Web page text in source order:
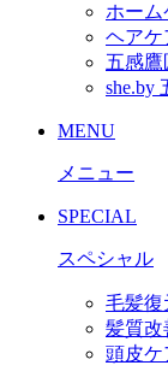
ホーム
ヘアケ
五感鷹
she.by
MENU
メニュー
SPECIAL
スペシャル
毛髪復
髪質改
頭皮ケ